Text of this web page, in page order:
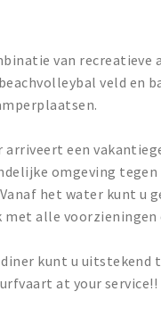
van
veld en
arriveert een
omgeving
het water kunt u
met alle
kunt u uitstekend
at your service!!